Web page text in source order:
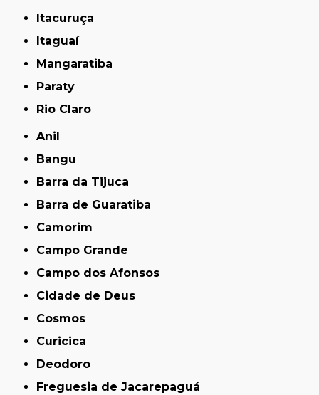
Itacuruça
Itaguaí
Mangaratiba
Paraty
Rio Claro
Anil
Bangu
Barra da Tijuca
Barra de Guaratiba
Camorim
Campo Grande
Campo dos Afonsos
Cidade de Deus
Cosmos
Curicica
Deodoro
Freguesia de Jacarepaguá